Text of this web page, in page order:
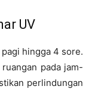
UV
hingga 4 sore.
pada jam-
perlindungan